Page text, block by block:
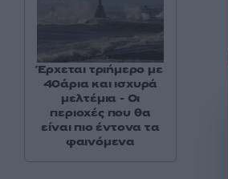
Έρχεται τριήμερο με
40άρια και ισχυρά
μελτέμια - Οι
περιοχές που θα
είναι πιο έντονα τα
φαινόμενα